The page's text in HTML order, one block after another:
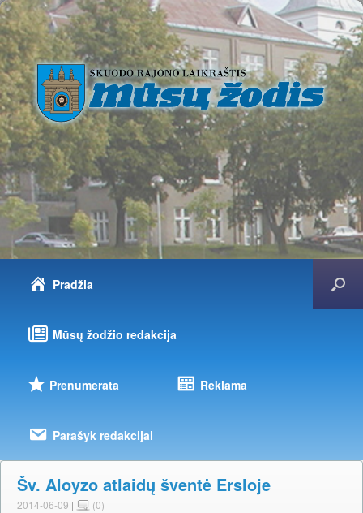
Pradžia
Mūsų žodžio redakcija
Prenumerata Reklama
Parašyk redakcijai
Šv. Aloyzo atlaidų šventė Ersloje
2014-06-09 | (0)